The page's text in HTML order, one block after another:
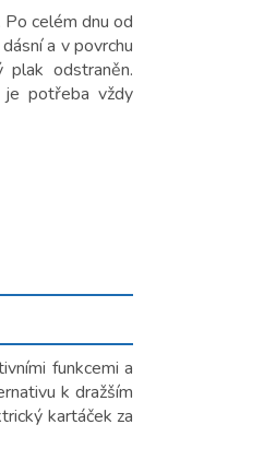
celém dnu od
a v povrchu
plak odstraněn.
je potřeba vždy
funkcemi a
k dražším
kartáček za